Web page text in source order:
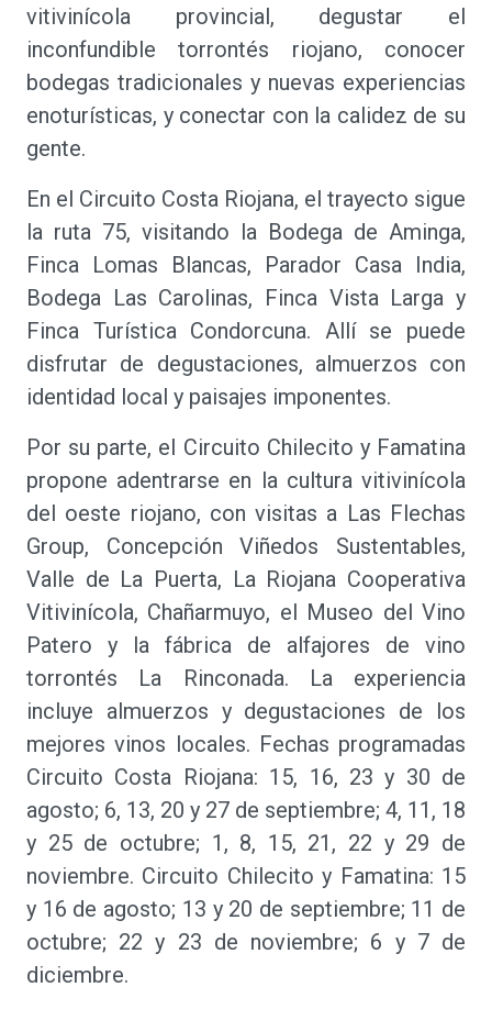
vitivinícola provincial, degustar el
inconfundible torrontés riojano, conocer
bodegas tradicionales y nuevas experiencias
enoturísticas, y conectar con la calidez de su
gente.
En el Circuito Costa Riojana, el trayecto sigue
la ruta 75, visitando la Bodega de Aminga,
Finca Lomas Blancas, Parador Casa India,
Bodega Las Carolinas, Finca Vista Larga y
Finca Turística Condorcuna. Allí se puede
disfrutar de degustaciones, almuerzos con
identidad local y paisajes imponentes.
Por su parte, el Circuito Chilecito y Famatina
propone adentrarse en la cultura vitivinícola
del oeste riojano, con visitas a Las Flechas
Group, Concepción Viñedos Sustentables,
Valle de La Puerta, La Riojana Cooperativa
Vitivinícola, Chañarmuyo, el Museo del Vino
Patero y la fábrica de alfajores de vino
torrontés La Rinconada. La experiencia
incluye almuerzos y degustaciones de los
mejores vinos locales. Fechas programadas
Circuito Costa Riojana: 15, 16, 23 y 30 de
agosto; 6, 13, 20 y 27 de septiembre; 4, 11, 18
y 25 de octubre; 1, 8, 15, 21, 22 y 29 de
noviembre. Circuito Chilecito y Famatina: 15
y 16 de agosto; 13 y 20 de septiembre; 11 de
octubre; 22 y 23 de noviembre; 6 y 7 de
diciembre.